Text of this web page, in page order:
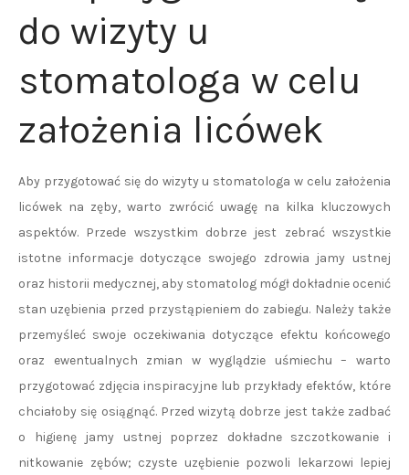
do wizyty u
stomatologa w celu
założenia licówek
Aby przygotować się do wizyty u stomatologa w celu założenia
licówek na zęby, warto zwrócić uwagę na kilka kluczowych
aspektów. Przede wszystkim dobrze jest zebrać wszystkie
istotne informacje dotyczące swojego zdrowia jamy ustnej
oraz historii medycznej, aby stomatolog mógł dokładnie ocenić
stan uzębienia przed przystąpieniem do zabiegu. Należy także
przemyśleć swoje oczekiwania dotyczące efektu końcowego
oraz ewentualnych zmian w wyglądzie uśmiechu – warto
przygotować zdjęcia inspiracyjne lub przykłady efektów, które
chciałoby się osiągnąć. Przed wizytą dobrze jest także zadbać
o higienę jamy ustnej poprzez dokładne szczotkowanie i
nitkowanie zębów; czyste uzębienie pozwoli lekarzowi lepiej